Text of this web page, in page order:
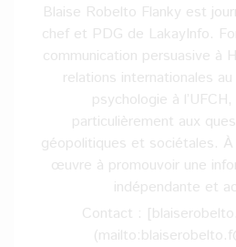
Blaise Robelto Flanky est
chef et PDG de LakayInfo.
communication persuasive à
relations internationales au
psychologie à
particulièrement aux
géopolitiques et sociétales.
œuvre à promouvoir une
indépendante et
Contact :